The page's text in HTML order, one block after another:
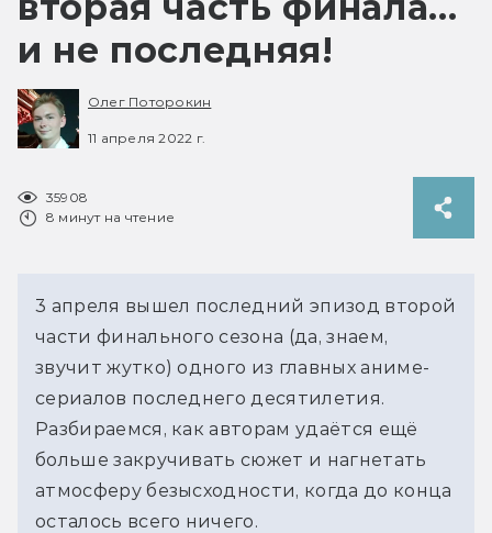
и не последняя!
Олег Поторокин
11 апреля 2022 г.
35908
8 минут на чтение
3 апреля вышел последний эпизод второй
части финального сезона (да, знаем,
звучит жутко) одного из главных аниме-
сериалов последнего десятилетия.
Разбираемся, как авторам удаётся ещё
больше закручивать сюжет и нагнетать
атмосферу безысходности, когда до конца
осталось всего ничего.